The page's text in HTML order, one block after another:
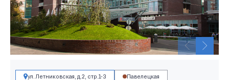
ул. Летниковская, д.2, стр.1-3 Павелецкая